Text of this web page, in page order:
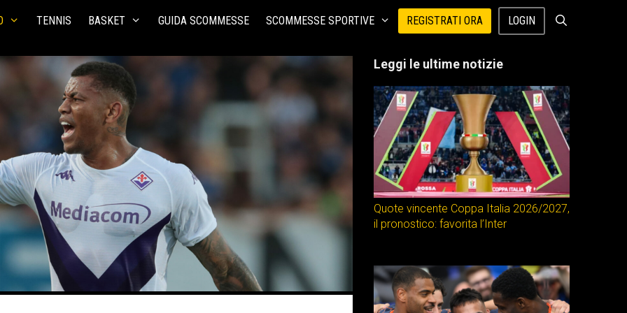
TENNIS BASKET GUIDA SCOMMESSE SCOMMESSE SPORTIVE REGISTRATI ORA LOGIN
Leggi le ultime notizie
Quote vincente Coppa Italia 2026/2027,
il pronostico: favorita l’Inter